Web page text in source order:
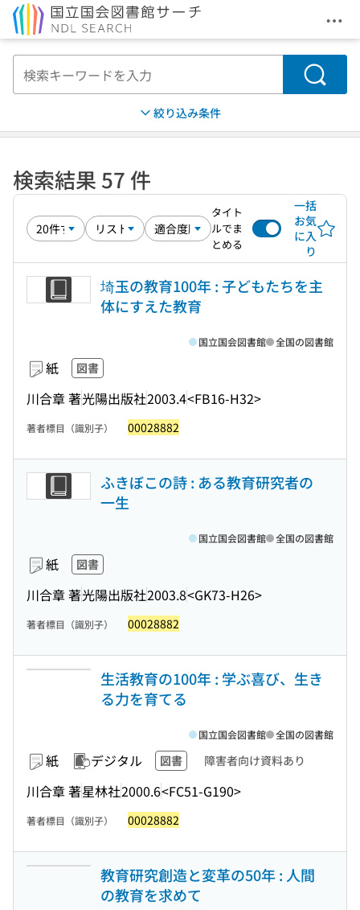
メ
検索
絞り込み条件
検索結果 57 件
タイト
ルでま
とめる
一括
お気
に入
り
埼玉の教育100年 : 子どもたちを主
体にすえた教育
紙 図書
川合章 著光陽出版社2003.4<FB16-H32>
国立国会図書館 全国の図書館
著者標目（識別子） 00028882
ふきぼこの詩 : ある教育研究者の
一生
紙 図書
川合章 著光陽出版社2003.8<GK73-H26>
国立国会図書館 全国の図書館
著者標目（識別子） 00028882
生活教育の100年 : 学ぶ喜び、生き
る力を育てる
紙 デジタル 図書 障害者向け資料あり
川合章 著星林社2000.6<FC51-G190>
国立国会図書館 全国の図書館
著者標目（識別子） 00028882
教育研究創造と変革の50年 : 人間
の教育を求めて